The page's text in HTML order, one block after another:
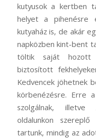
kutyusok a kertben
helyet a pihenésre
kutyaház is, de akár
napközben kint-bent
töltik saját hozott
biztosított
Kedvencek jöhetnek
körbenézésre. Erre
szolgálnak, illetve
oldalunkon
tartunk, mindig az